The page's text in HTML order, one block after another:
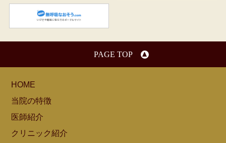
PAGE TOP
HOME
当院の特徴
医師紹介
クリニック紹介